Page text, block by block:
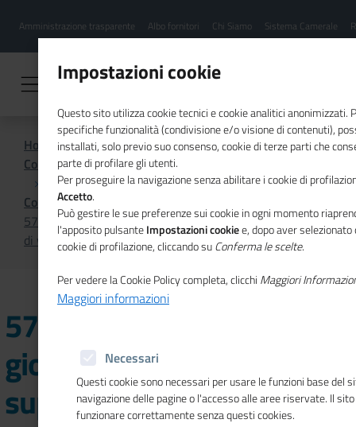
contenuto
Menu
hamburgher
Amministrazione trasparente Albo fornitori Chi Siamo Sistema Camerale
Home
Comunicazione istituzionale per il sistema camerale
Comunicati Stampa
575mila le imprese giovanili, 1 su 3 non supera i 5 anni
di vita
575mila le imprese
giovanili, 1 su 3 non
supera i 5 anni di vita
Impostazioni cookie
Questo sito utilizza cookie tecnici e cookie analitici anonimizzati.
specifiche funzionalità (condivisione e/o visione di contenuti),
installati, solo previo suo consenso, cookie di terze parti che
parte di profilare gli utenti.
Per proseguire la navigazione senza abilitare i cookie di
Accetto.
Può gestire le sue preferenze sui cookie in ogni momento
l'apposito pulsanteImpostazioni cookiee, dopo aver
cookie di profilazione, cliccando suConferma le scelte.
Per vedere la Cookie Policy completa, clicchi Maggiori
Maggiori informazioni
Necessari
Questi cookie sono necessari per usare le funzioni base del
navigazione delle pagine o l'accesso alle aree riservate. Il
funzionare correttamente senza questi cookies.